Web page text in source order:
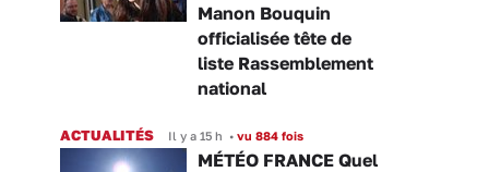
Manon Bouquin
officialisée tête de
liste Rassemblement
national
ACTUALITÉS Il y a 15 h • vu 884 fois
MÉTÉO FRANCE Quel